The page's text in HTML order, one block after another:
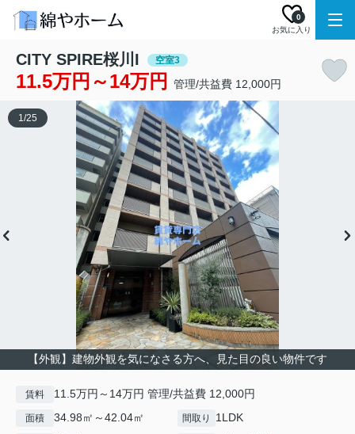
お気に入り
0
CITY SPIRE桜川I 空室3
11.5万円～14万円 管理/共益費 12,000円
【外観】建物外観を気になさる方へ、見た目の良い物件です
1/25
賃料 11.5万円～14万円 管理/共益費 12,000円
面積 34.98㎡～42.04㎡ 間取り 1LDK